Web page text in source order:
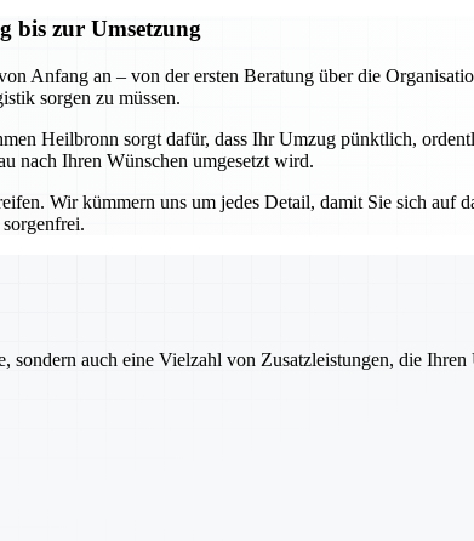
bis zur Umsetzung
Anfang an – von der ersten Beratung über die
sorgen zu müssen.
Heilbronn sorgt dafür, dass Ihr Umzug pünktlich,
nach Ihren Wünschen umgesetzt wird.
Wir kümmern uns um jedes Detail, damit Sie sich auf
auch eine Vielzahl von Zusatzleistungen, die